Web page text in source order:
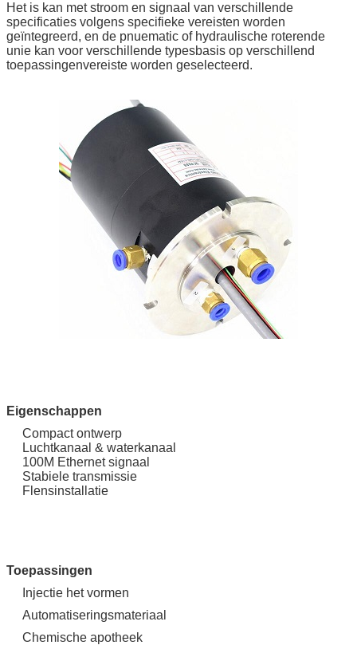
Het is kan met stroom en signaal van verschillende
specificaties volgens specifieke vereisten worden
geïntegreerd, en de pnuematic of hydraulische roterende
unie kan voor verschillende typesbasis op verschillend
toepassingenvereiste worden geselecteerd.
Eigenschappen
Compact ontwerp
Luchtkanaal & waterkanaal
100M Ethernet signaal
Stabiele transmissie
Flensinstallatie
Toepassingen
Injectie het vormen
Automatiseringsmateriaal
Chemische apotheek